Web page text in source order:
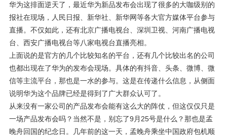
华为这排面逆天了，最近华为新品发布会出现了很多的大咖级别的
报社在现场，人民日报、新华社、新华网等各大官方媒体平台参与
直播。不仅如此，还有北京广播电视台、深圳卫视、河南广播电视
台、西安广播电视台等八家电视台直播亮相。
上面说的是官方的几个比较知名的平台，还有几个比较出名的公司
也都出现在了华为的发布会现场。具体的有抖音、头条、微博、微
信等主流平台，那也是一水的参与。这是在传递什么信息，从侧面
说明华为这个品牌已经是得到了广大群众认可了。
从来没有一家公司的产品发布会能有这么大的阵仗，但这仅仅只是
一场产品发布会吗？当然不是，别忘了9月25号是什么？那也是孟
晚舟回国的纪念日。几年前的这一天，孟晚舟乘坐中国政府包机顺